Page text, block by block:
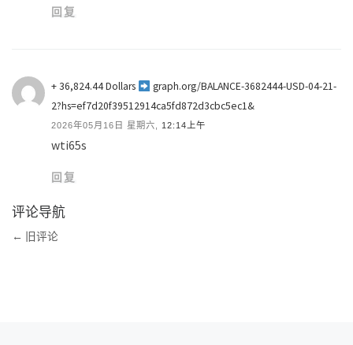
回复
+ 36,824.44 Dollars
graph.org/BALANCE-3682444-USD-04-21-
2?hs=ef7d20f39512914ca5fd872d3cbc5ec1&
2026年05月16日 星期六, 12:14上午
wti65s
回复
评论导航
← 旧评论